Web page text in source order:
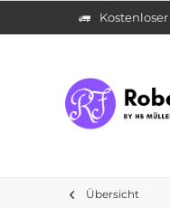
Übersicht